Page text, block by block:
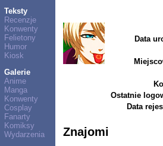
Teksty
Recenzje
Konwenty
Felietony
Humor
Kiosk
Galerie
Anime
Manga
Konwenty
Cosplay
Fanarty
Komiksy
Wydarzenia
Data
Ostatnie
Data
Znajomi